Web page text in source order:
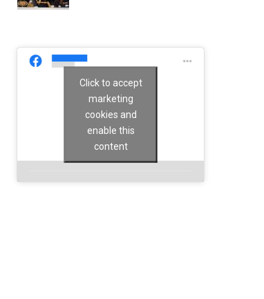
Click to accept
marketing
cookies and
enable this
content